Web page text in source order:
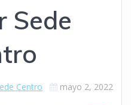
Sede
Centro mayo 2, 2022